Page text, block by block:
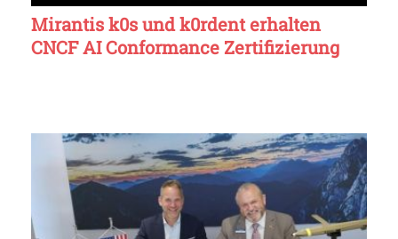
Mirantis k0s und k0rdent erhalten
CNCF AI Conformance Zertifizierung